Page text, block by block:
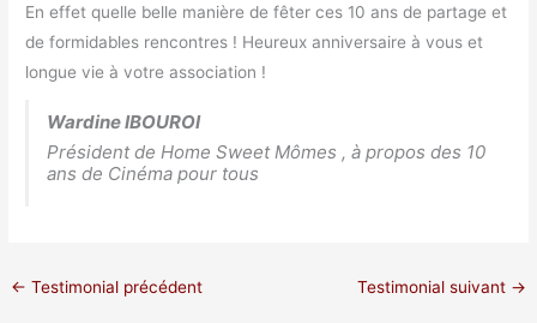
En effet quelle belle manière de fêter ces 10 ans de partage et
de formidables rencontres ! Heureux anniversaire à vous et
longue vie à votre association !
Wardine IBOUROI
Président de Home Sweet Mômes , à propos des 10
ans de Cinéma pour tous
← Testimonial précédent Testimonial suivant →